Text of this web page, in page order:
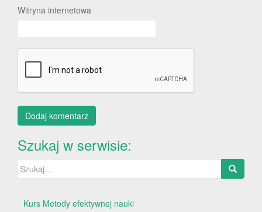
Witryna internetowa
Szukaj w serwisie:
Szukaj:
Kurs Metody efektywnej nauki